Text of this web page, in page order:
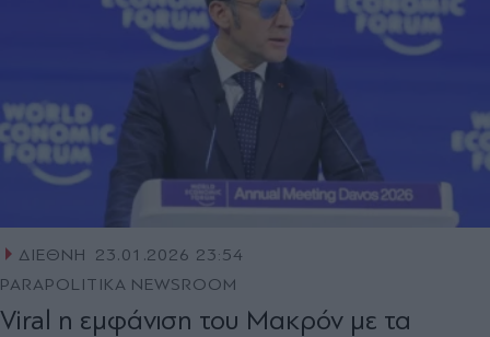
ΔΙΕΘΝΗ
23.01.2026 23:54
PARAPOLITIKA NEWSROOM
Viral η εμφάνιση του Μακρόν με τα